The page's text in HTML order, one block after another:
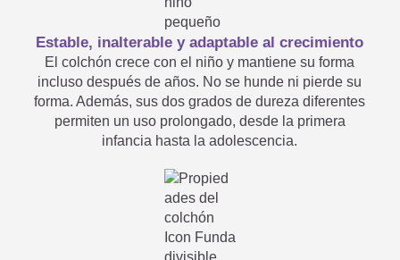
En la cama de mi hijo no cabe
ningún colchón de la gama
estándar de Träumeland. ¿Hay 
Estable, inalterable y adaptable al crecimiento
El colchón crece con el niño y mantiene su forma
incluso después de años. No se hunde ni pierde su
forma. Además, sus dos grados de dureza diferentes
permiten un uso prolongado, desde la primera
infancia hasta la adolescencia.